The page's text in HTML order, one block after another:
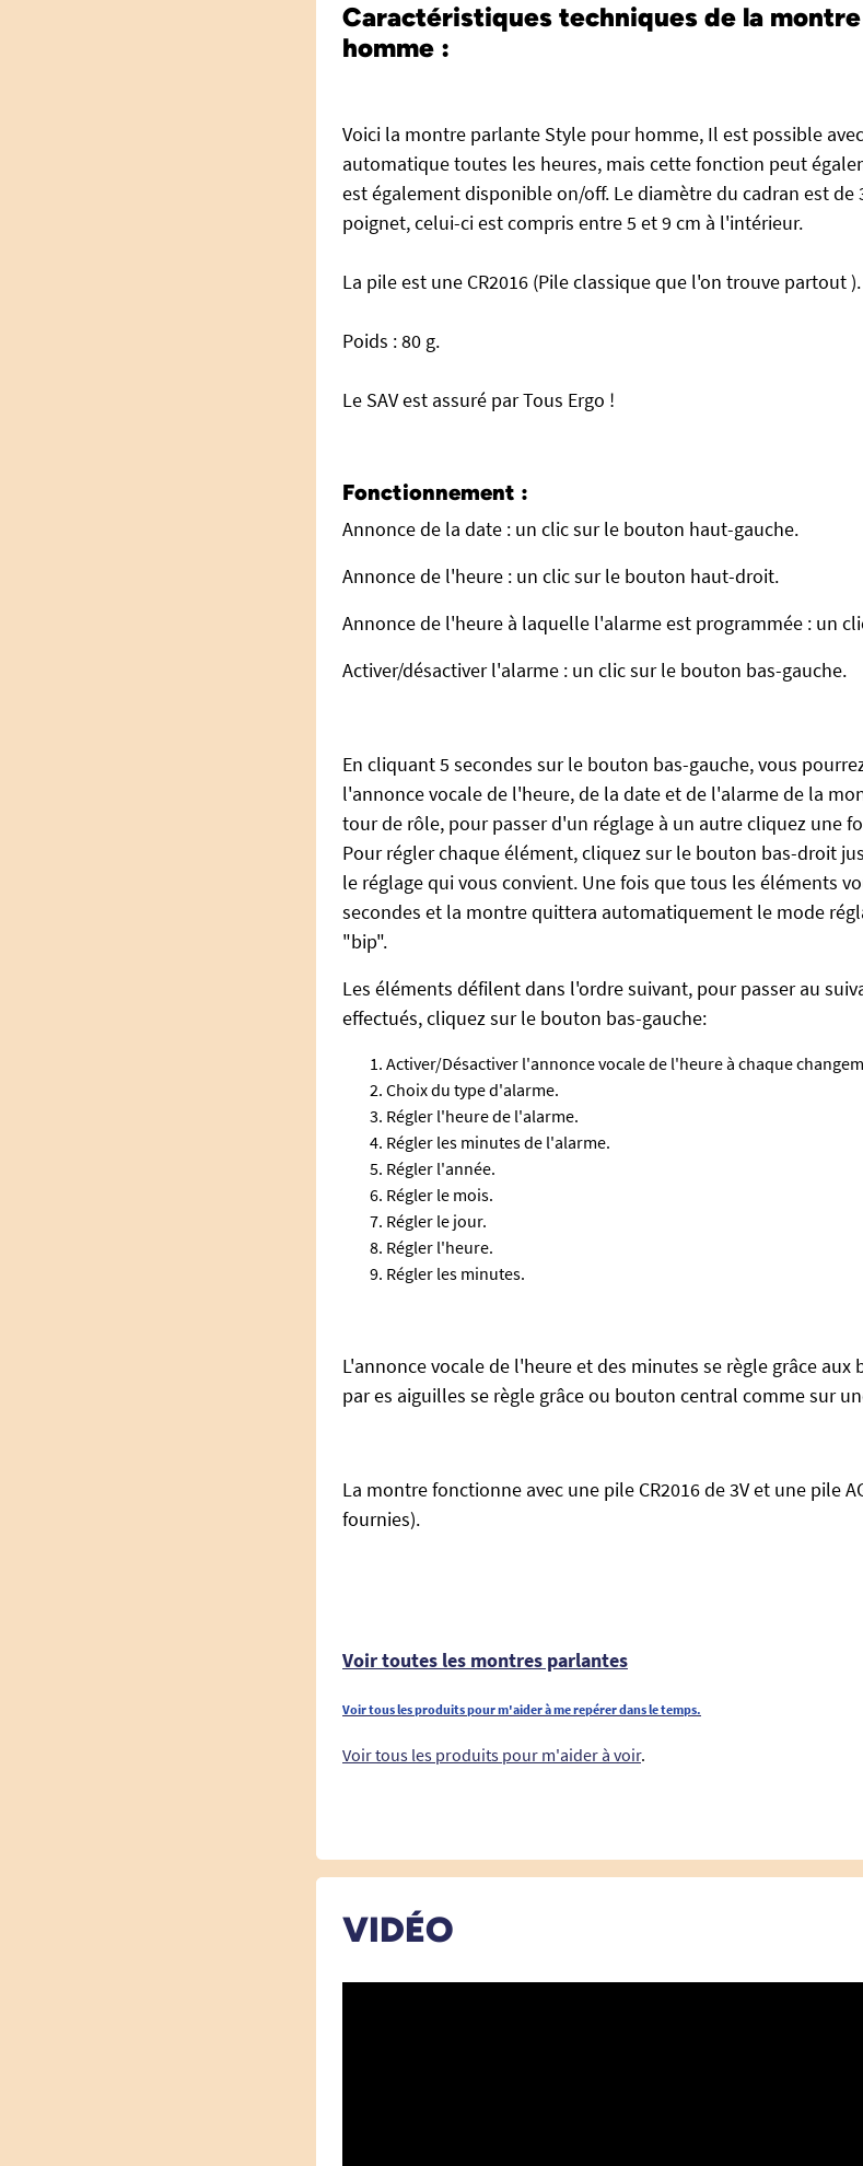
Caractéristiques techniques de la
homme :
Voici la montre parlante Style pour homme, Il est possible
automatique toutes les heures, mais cette fonction peut
est également disponible on/off. Le diamètre du cadran est de
poignet, celui-ci est compris entre 5 et 9 cm à l'intérieur.
La pile est une CR2016 (Pile classique que l'on trouve partout ).
Poids : 80 g.
Le SAV est assuré par Tous Ergo !
Fonctionnement :
Annonce de la date : un clic sur le bouton haut-gauche.
Annonce de l'heure : un clic sur le bouton haut-droit.
Annonce de l'heure à laquelle l'alarme est programmée : un
Activer/désactiver l'alarme : un clic sur le bouton bas-gauche.
En cliquant 5 secondes sur le bouton bas-gauche, vous
l'annonce vocale de l'heure, de la date et de l'alarme de la
tour de rôle, pour passer d'un réglage à un autre cliquez une
Pour régler chaque élément, cliquez sur le bouton bas-droit
le réglage qui vous convient. Une fois que tous les éléments
secondes et la montre quittera automatiquement le mode
"bip".
Les éléments défilent dans l'ordre suivant, pour passer au
effectués, cliquez sur le bouton bas-gauche:
Activer/Désactiver l'annonce vocale de l'heure à chaque
Choix du type d'alarme.
Régler l'heure de l'alarme.
Régler les minutes de l'alarme.
Régler l'année.
Régler le mois.
Régler le jour.
Régler l'heure.
Régler les minutes.
L'annonce vocale de l'heure et des minutes se règle grâce
par es aiguilles se règle grâce ou bouton central comme sur
La montre fonctionne avec une pile CR2016 de 3V et une pile
fournies).
Voir toutes les montres parlantes
Voir tous les produits pour m'aider à me repérer dans le temps.
Voir tous les produits pour m'aider à voir.
VIDÉO